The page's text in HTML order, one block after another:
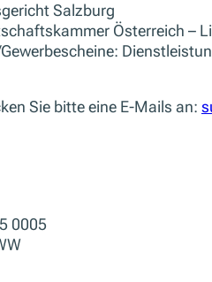
Salzburg
Österreich –
Sie bitte eine E-Mails an:
0005